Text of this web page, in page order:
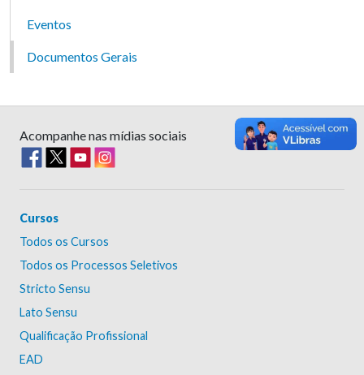
Eventos
Documentos Gerais
Acompanhe nas mídias sociais
Cursos
Todos os Cursos
Todos os Processos Seletivos
Stricto Sensu
Lato Sensu
Qualificação Profissional
EAD